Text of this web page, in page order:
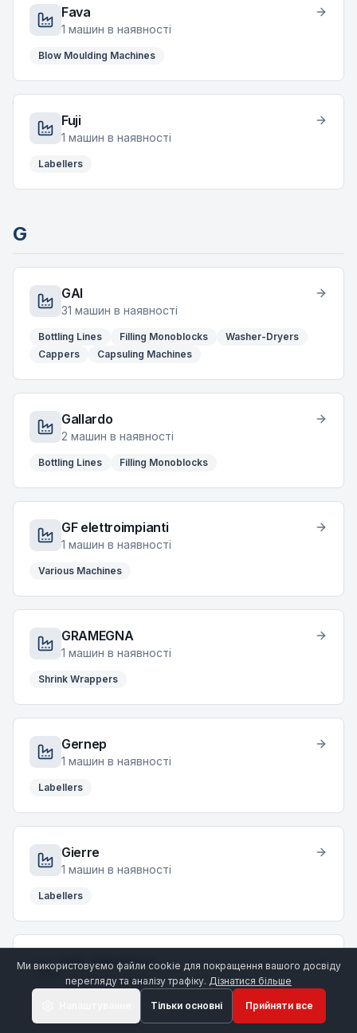
Ми використовуємо файли cookie для покращення вашого досвіду
перегляду та аналізу трафіку. Дізнатися більше
Тільки основні Прийняти все
Fava
1 машин в наявності
Blow Moulding Machines
Fuji
1 машин в наявності
Labellers
G
GAI
31 машин в наявності
Bottling Lines Filling Monoblocks
Washer-Dryers
Cappers
Capsuling Machines
Gallardo
2 машин в наявності
Bottling Lines Filling Monoblocks
GF elettroimpianti
1 машин в наявності
Various Machines
GRAMEGNA
1 машин в наявності
Shrink Wrappers
Gernep
1 машин в наявності
Labellers
Gierre
1 машин в наявності
Labellers
GAI – Bertolaso
машин в наявності